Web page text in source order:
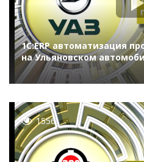
1С:ERP автоматизация
на Ульяновском
1556